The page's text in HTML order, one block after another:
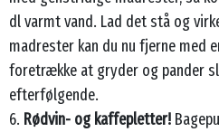
dl varmt vand. Lad det stå og
madrester kan du nu fjerne med
foretrække at gryder og pander
efterfølgende.
6. Rødvin- og kaffepletter!